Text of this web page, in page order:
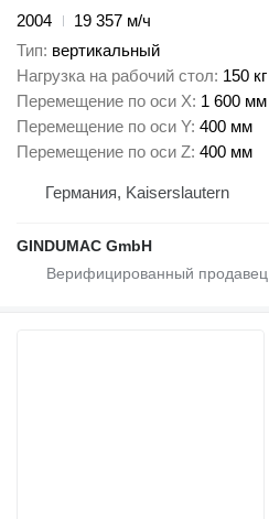
2004
19 357 м/ч
Тип вертикальный
Нагрузка на рабочий стол 150 кг
Перемещение по оси X 1 600 мм
Перемещение по оси Y 400 мм
Перемещение по оси Z 400 мм
Германия, Kaiserslautern
GINDUMAC GmbH